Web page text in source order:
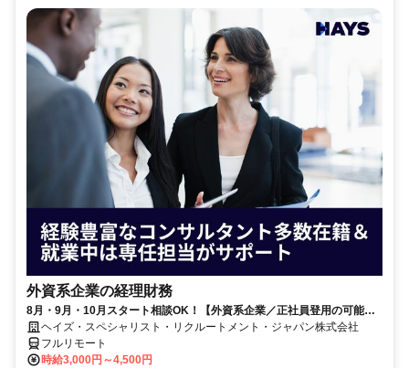
外資系企業の経理財務
8月・9月・10月スタート相談OK！【外資系企業／正社員登用の可能性
大／700万～800万／リモート勤務OK】経理財務
ヘイズ・スペシャリスト・リクルートメント・ジャパン株式会社
フルリモート
時給3,000円～4,500円